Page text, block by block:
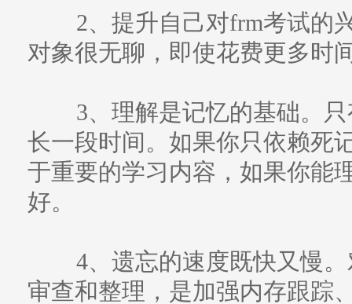
2、提升自己对frm考试的
对象很无聊，即使花费更多时
3、理解是记忆的基础。
长一段时间。如果你只依赖死
于重要的学习内容，如果你能
好。
4、遗忘的速度既快又慢
审查和整理，是加强内存跟踪